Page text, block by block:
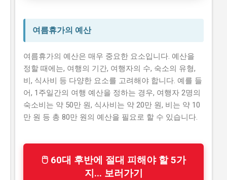
시니어 건강 정보
여름휴가의 예산
여름휴가의 예산은 매우 중요한 요소입니다. 예산을
정할 때에는, 여행의 기간, 여행자의 수, 숙소의 유형,
비, 식사비 등 다양한 요소를 고려해야 합니다. 예를 들
어, 1주일간의 여행 예산을 정하는 경우, 여행자 2명의
숙소비는 약 50만 원, 식사비는 약 20만 원, 비는 약 10
만 원 등 총 80만 원의 예산을 필요로 할 수 있습니다.
🖱 60대 후반에 절대 피해야 할 5가
지... 보러가기